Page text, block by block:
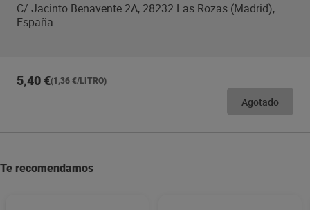
C/ Jacinto Benavente 2A, 28232 Las Rozas (Madrid),
España.
5,40 €(1,36 €/LITRO)
Agotado
Te recomendamos